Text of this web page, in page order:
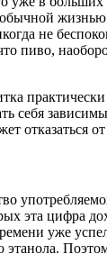
жизнью
не
пиво,
себя
отказаться
эта цифра
уже